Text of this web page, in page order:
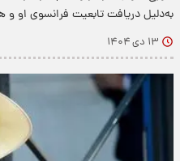
به‌دلیل دریافت تابعیت فرانسوی او
۱۳ دی ۱۴۰۴